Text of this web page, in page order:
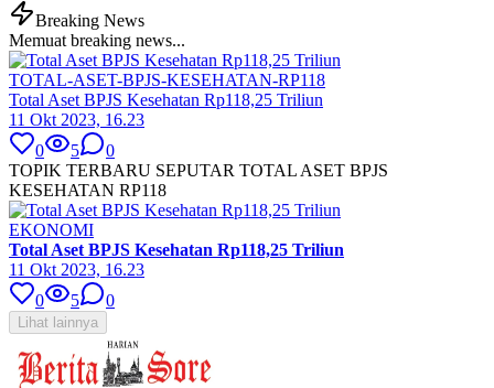
Breaking News
Memuat breaking news...
TOTAL-ASET-BPJS-KESEHATAN-RP118
Total Aset BPJS Kesehatan Rp118,25 Triliun
11 Okt 2023, 16.23
0
5
0
TOPIK TERBARU SEPUTAR TOTAL ASET BPJS
KESEHATAN RP118
EKONOMI
Total Aset BPJS Kesehatan Rp118,25 Triliun
11 Okt 2023, 16.23
0
5 0
Lihat lainnya